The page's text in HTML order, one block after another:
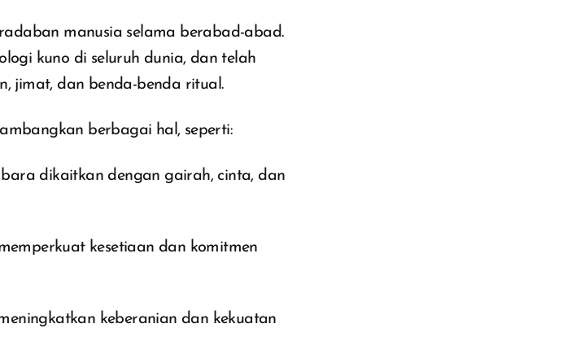
manusia selama berabad-abad.
kuno di seluruh dunia, dan telah
jimat, dan benda-benda ritual.
berbagai hal, seperti:
dikaitkan dengan gairah, cinta, dan
kesetiaan dan komitmen
keberanian dan kekuatan